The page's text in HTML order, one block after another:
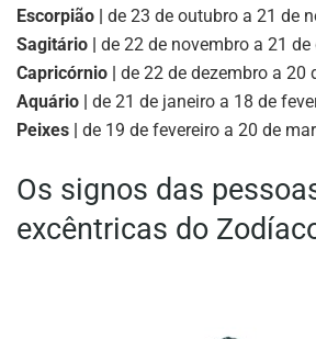
Escorpião | de 23 de outubro a 21 de
Sagitário | de 22 de novembro a 21 de
Capricórnio | de 22 de dezembro a 20
Aquário | de 21 de janeiro a 18 de
Peixes | de 19 de fevereiro a 20 de
Os signos das
excêntricas do